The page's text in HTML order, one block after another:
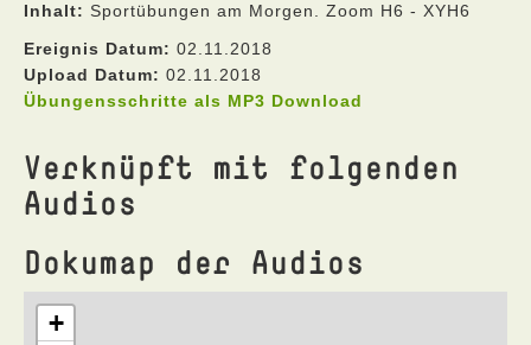
Inhalt: Sportübungen am Morgen. Zoom H6 - XYH6
Ereignis Datum: 02.11.2018
Upload Datum: 02.11.2018
Übungensschritte als MP3 Download
Verknüpft mit folgenden
Audios
Dokumap der Audios